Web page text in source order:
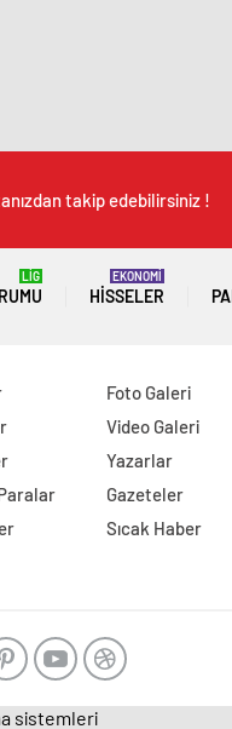
takip edebilirsiniz !
LİG
HISSELER
EKONOMİ
Foto Galeri
Video Galeri
Yazarlar
Gazeteler
Sıcak Haber
sistemleri